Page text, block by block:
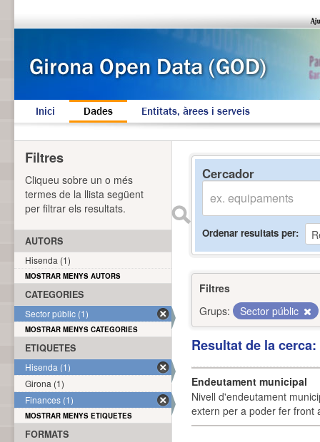
Inici Dades Entitats, àrees i serveis
Cercador
Ordenar resultats per
Filtres
Grups:
Sector públic
Resultat de la
Endeutament municipal
Nivell d'endeutament
extern per a poder fer front
Filtres
Cliqueu sobre un o més
termes de la llista següent
per filtrar els resultats.
AUTORS
Hisenda (1)
MOSTRAR MENYS AUTORS
CATEGORIES
Sector públic (1)
MOSTRAR MENYS CATEGORIES
ETIQUETES
Hisenda (1)
Girona (1)
Finances (1)
MOSTRAR MENYS ETIQUETES
FORMATS